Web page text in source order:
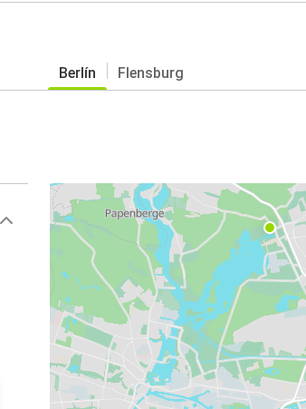
Berlín Flensburg